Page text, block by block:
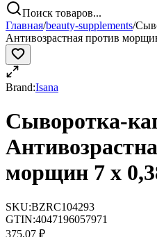
Поиск товаров...
Главная/beauty-supplements/
Антивозрастная против
Brand:Isana
Сыворотка-
морщин 7 x
SKU:BZRC104293
GTIN:4047196057971
375,07 ₽